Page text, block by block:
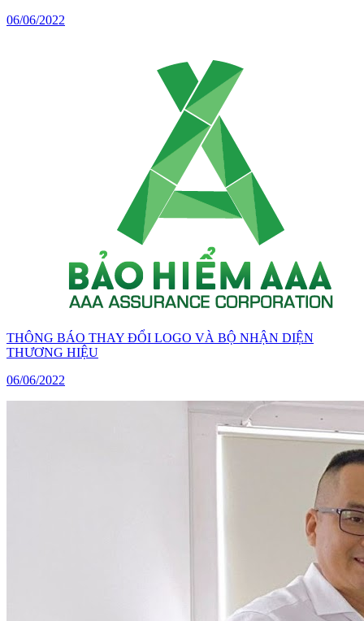
06/06/2022
THÔNG BÁO THAY ĐỔI LOGO VÀ BỘ NHẬN DIỆN
THƯƠNG HIỆU
06/06/2022